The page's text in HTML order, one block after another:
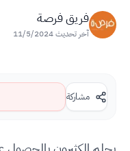
فريق فرصة
آخر تحديث11/5/2024
مشاركة